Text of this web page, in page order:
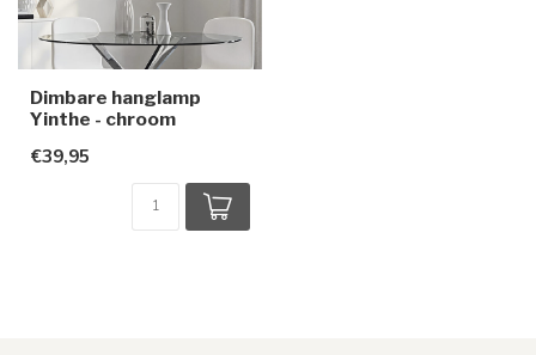
Dimbare hanglamp
Yinthe - chroom
€39,95